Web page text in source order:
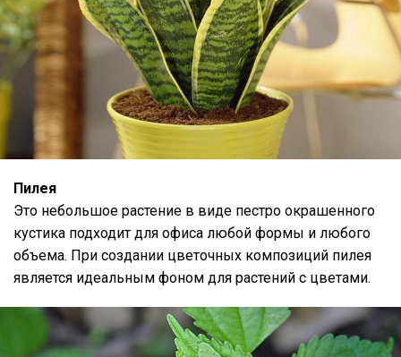
Пилея
Это небольшое растение в виде пестро окрашенного
кустика подходит для офиса любой формы и любого
объема. При создании цветочных композиций пилея
является идеальным фоном для растений с цветами.